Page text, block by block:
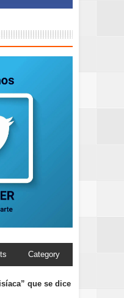
Category
que se dice